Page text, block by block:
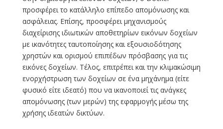
προσφέρει το κατάλληλο επίπεδο απομόνωσης και
ασφάλειας. Επίσης, προσφέρει μηχανισμούς
διαχείρισης ιδιωτικών αποθετηρίων εικόνων δοχείων
με ικανότητες ταυτοποίησης και εξουσιοδότησης
χρηστών και ορισμού επιπέδων πρόσβασης για τις
εικόνες δοχείων. Τέλος, επιτρέπει και την κλιμακώσιμη
ενορχήστρωση των δοχείων σε ένα μηχάνημα (είτε
φυσικό είτε ιδεατό) που να ικανοποιεί τις ανάγκες
απομόνωσης (των μερών) της εφαρμογής μέσω της
χρήσης ιδεατών δικτύων.